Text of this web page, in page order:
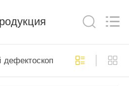
дефектоскоп